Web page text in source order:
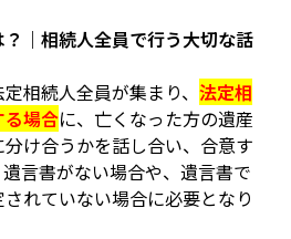
｜相続人全員で行う大切な話
相続人全員が集まり、 法定相
る場合に、亡くなった方の遺産
け合うかを話し合い、合意す
言書がない場合や、遺言書で
れていない場合に必要となり